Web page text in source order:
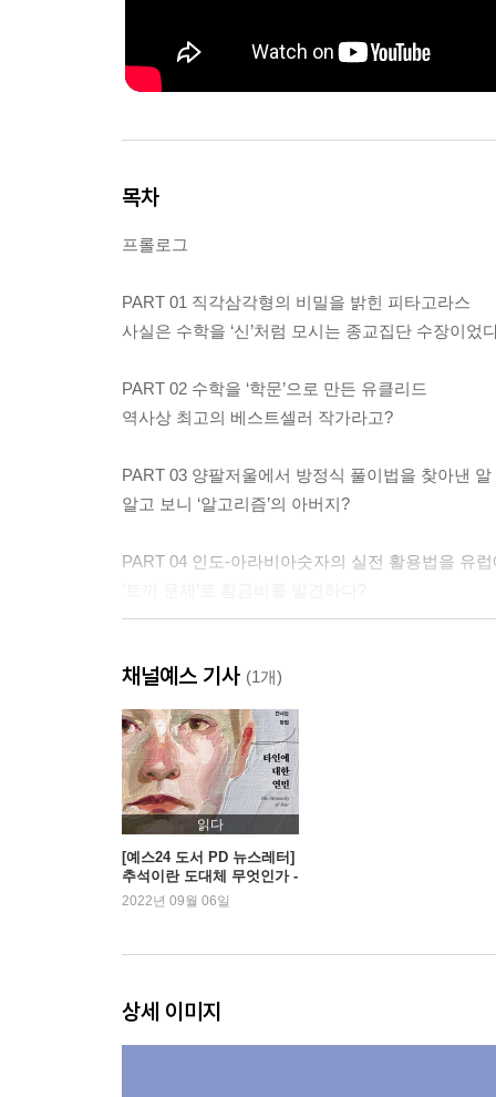
목차
프롤로그
PART 01 직각삼각형의 비밀을 밝힌 피타고라스
사실은 수학을 ‘신’처럼 모시는 종교집단 수장이었
PART 02 수학을 ‘학문’으로 만든 유클리드
역사상 최고의 베스트셀러 작가라고?
PART 03 양팔저울에서 방정식 풀이법을 찾아낸
알고 보니 ‘알고리즘’의 아버지?
PART 04 인도-아라비아숫자의 실전 활용법을 유
다빈치와 만나 희대의 걸작을 완성시키다!
PART 06 게으른 천재, 데카르트
그 덕분에 아인슈타인의 상대성이론이 나올 수 있
PART 07 프로를 이긴 아마추어 수학자, 페르마
‘세상에서 가장 까다로운 수학 문제’로 기네스북에
PART 08 미적분과 2진법을 만든 라이프니츠
실명한 후 더 많은 논문을 발표했다고?
채널예스 기사 (1개)
읽다
[예스24 도서 PD 뉴스레터]
추석이란 도대체 무엇인가 -
『타인에 대한 연민』 외
2022년 09월 06일
상세 이미지